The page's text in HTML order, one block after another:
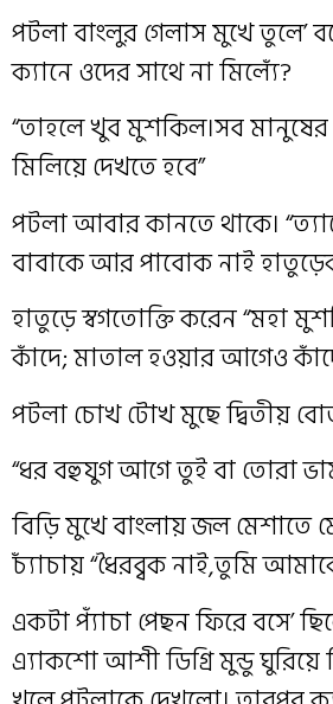
পটলা বাংলুর গেলাস মুখে তুলে’
ক‍্যানে ওদের সাথে না মিল‍্যেঁ?
“তাহলে খুব মুশকিল।সব মানুষের
মিলিয়ে দেখতে হবে”
পটলা আবার কানতে থাকে।
বাবাকে আর পাবোক নাই
হাতুড়ে স্বগতোক্তি করেন “মহা
কাঁদে; মাতাল হ‌ওয়ার আগেও
পটলা চোখ টোখ মুছে দ্বিতীয়
“ধর বহুযুগ আগে তুই বা তোরা
বিড়ি মুখে বাংলায় জল মেশাতে
চ‍্যাঁচায় “ধৈরব‍্বক নাই,তুমি
একটা প‍্যাঁচা পেছন ফিরে বসে’
এ্যাকশো আশী ডিগ্রি মুন্ডু ঘুরিয়ে